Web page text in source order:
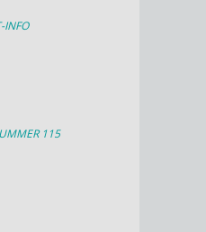
INFO
115